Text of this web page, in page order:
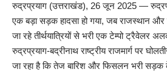
रुद्रप्रयाग (उत्तराखंड), 26 जून 2025 —
एक बड़ा सड़क हादसा हो गया, जब राजस्थान और
जा रहे तीर्थयात्रियों से भरी एक टेम्पो ट्रैवेलर
रुद्रप्रयाग-बद्रीनाथ राष्ट्रीय राजमार्ग पर
जा रहा है कि तेज बारिश और फिसलन भरी